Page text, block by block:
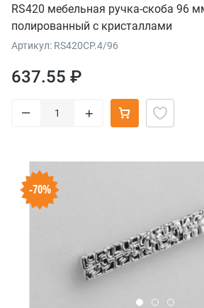
RS420 мебельная ручка-скоба 96
полированный с кристаллами
Артикул: RS420CP.4/96
637.55 ₽
– +
-70%